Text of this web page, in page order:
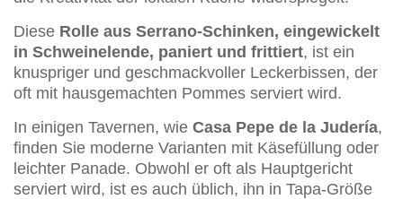
Diese Rolle aus Serrano-Schinken, eingewickelt
in Schweinelende, paniert und frittiert, ist ein
knuspriger und geschmackvoller Leckerbissen, der
oft mit hausgemachten Pommes serviert wird.
In einigen Tavernen, wie Casa Pepe de la Judería,
finden Sie moderne Varianten mit Käsefüllung oder
leichter Panade. Obwohl er oft als Hauptgericht
serviert wird, ist es auch üblich, ihn in Tapa-Größe